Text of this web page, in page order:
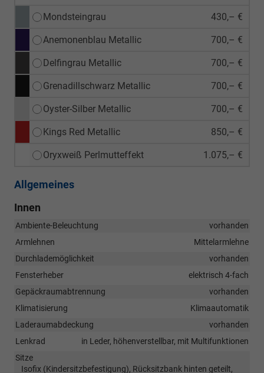
Mondsteingrau 430,– €
Anemonenblau Metallic 700,– €
Delfingrau Metallic 700,– €
Grenadillschwarz Metallic 700,– €
Oyster-Silber Metallic 700,– €
Kings Red Metallic 850,– €
Oryxweiß Perlmutteffekt 1.075,– €
Allgemeines
Innen
Ambiente-Beleuchtung
vorhanden
Armlehnen
Mittelarmlehne
Durchlademöglichkeit
vorhanden
Fensterheber
elektrisch 4-fach
Gepäckraumabtrennung
vorhanden
Klimatisierung
Klimaautomatik
Laderaumabdeckung
vorhanden
Lenkrad
in Leder, höhenverstellbar, mit Multifunktionen
Sitze
Isofix (Kindersitzbefestigung), Rücksitzbank hinten geteilt,